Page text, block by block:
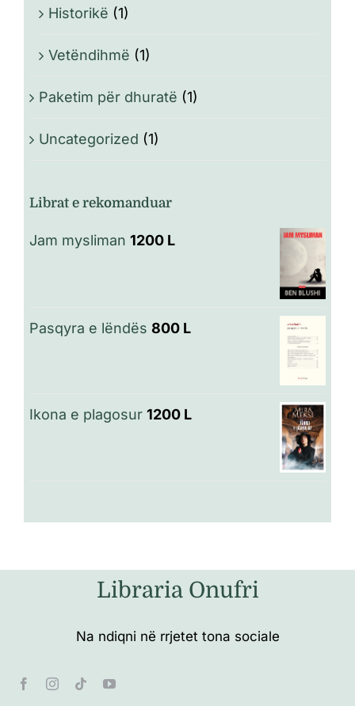
Historikë (1)
Vetëndihmë (1)
Paketim për dhuratë (1)
Uncategorized (1)
Librat e rekomanduar
Jam mysliman 1200 L
Pasqyra e lëndës 800 L
Ikona e plagosur 1200 L
Libraria Onufri
Na ndiqni në rrjetet tona sociale